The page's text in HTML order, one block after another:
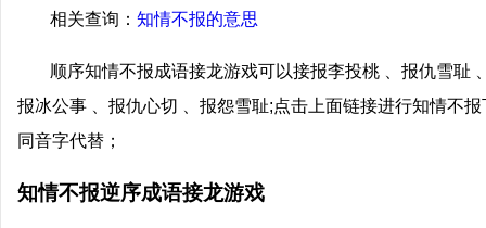
相关查询： 知情不报的意思
顺序知情不报成语接龙游戏可以接报李投桃 、报仇雪耻
报冰公事 、报仇心切 、报怨雪耻;点击上面链接进行知情不
同音字代替；
知情不报逆序成语接龙游戏